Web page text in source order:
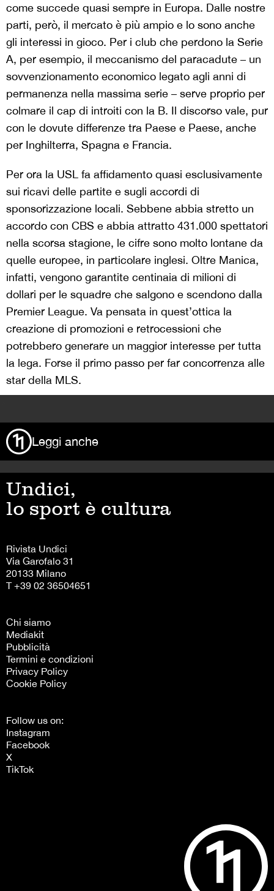
come succede quasi sempre in Europa. Dalle nostre
parti, però, il mercato è più ampio e lo sono anche
gli interessi in gioco. Per i club che perdono la Serie
A, per esempio, il meccanismo del paracadute – un
sovvenzionamento economico legato agli anni di
permanenza nella massima serie – serve proprio per
colmare il cap di introiti con la B. Il discorso vale, pur
con le dovute differenze tra Paese e Paese, anche
per Inghilterra, Spagna e Francia.
Per ora la USL fa affidamento quasi esclusivamente
sui ricavi delle partite e sugli accordi di
sponsorizzazione locali. Sebbene abbia stretto un
accordo con CBS e abbia attratto 431.000 spettatori
nella scorsa stagione, le cifre sono molto lontane da
quelle europee, in particolare inglesi. Oltre Manica,
infatti, vengono garantite centinaia di milioni di
dollari per le squadre che salgono e scendono dalla
Premier League. Va pensata in quest’ottica la
creazione di promozioni e retrocessioni che
potrebbero generare un maggior interesse per tutta
la lega. Forse il primo passo per far concorrenza alle
star della MLS.
Leggi anche
Undici,
lo sport è cultura
Rivista Undici
Via Garofalo 31
20133 Milano
T +39 02 36504651
Chi siamo
Mediakit
Pubblicità
Termini e condizioni
Privacy Policy
Cookie Policy
Follow us on:
Instagram
Facebook
X
TikTok